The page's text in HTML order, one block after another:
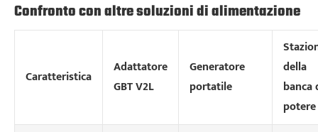
Confronto con altre soluzioni di alimentazione
Caratteristica
Adattatore
GBT V2L
Generatore
portatile
della
banca
potere